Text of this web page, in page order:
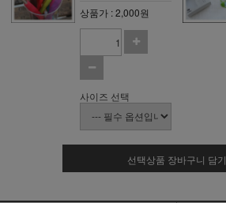
상품가 : 2,000원
사이즈 선택
선택상품 장바구니 담기